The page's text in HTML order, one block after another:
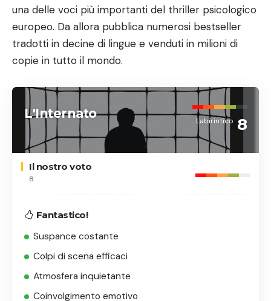
una delle voci più importanti del thriller psicologico
europeo. Da allora pubblica numerosi bestseller
tradotti in decine di lingue e venduti in milioni di
copie in tutto il mondo.
L'Internato Labirintico 8
Il nostro voto
8
Fantastico!
Suspance costante
Colpi di scena efficaci
Atmosfera inquietante
Coinvolgimento emotivo